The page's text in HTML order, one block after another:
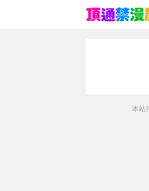
本站